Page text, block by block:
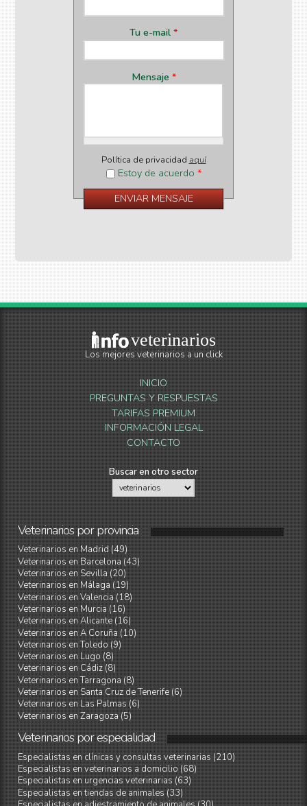
Tu e-mail *
Mensaje *
Política de privacidad aquí
Estoy de acuerdo *
veterinarios
Los mejores veterinarios a un click
INICIO
PREGUNTAS Y RESPUESTAS
TARIFAS PREMIUM
INFORMACIÓN LEGAL
CONTACTO
Buscar en otro sector
Veterinariosporprovincia
Veterinarios en Madrid (49)
Veterinarios en Barcelona (43)
Veterinarios en Sevilla (20)
Veterinarios en Málaga (19)
Veterinarios en Valencia (18)
Veterinarios en Murcia (16)
Veterinarios en Alicante (16)
Veterinarios en A Coruña (10)
Veterinarios en Toledo (9)
Veterinarios en Lugo (8)
Veterinarios en Cádiz (8)
Veterinarios en Tarragona (8)
Veterinarios en Santa Cruz de Tenerife (6)
Veterinarios en Las Palmas (6)
Veterinarios en Zaragoza (5)
Veterinariosporespecialidad
Especialistas en clínicas y consultas veterinarias (210)
Especialistas en veterinarios a domicilio (68)
Especialistas en urgencias veterinarias (63)
Especialistas en tiendas de animales (33)